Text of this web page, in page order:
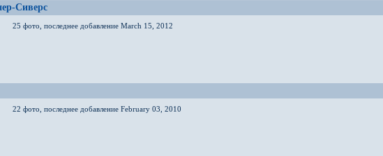
Сиверс
25 фото, последнее добавление March 15, 2012
22 фото, последнее добавление February 03, 2010